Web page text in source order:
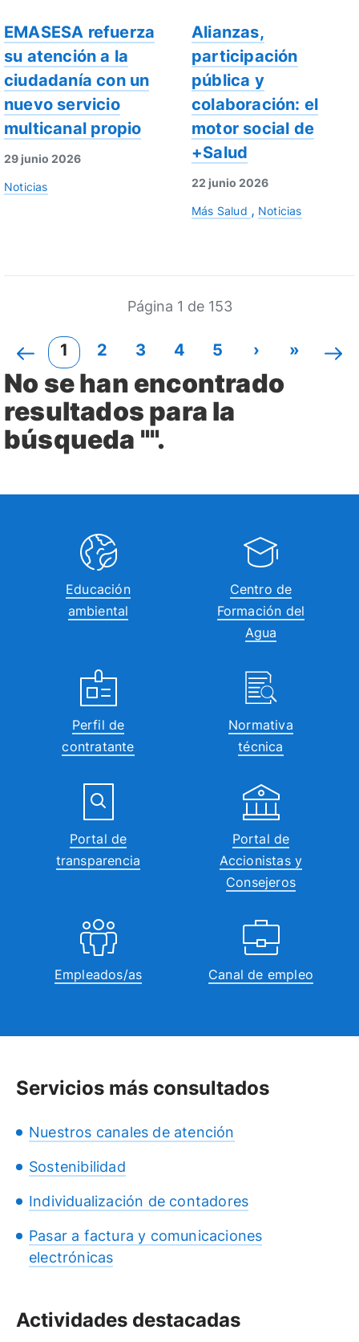
EMASESA refuerza
su atención a la
ciudadanía con un
nuevo servicio
multicanal propio
29 junio 2026
Noticias
Alianzas,
participación
pública y
colaboración: el
motor social de
+Salud
22 junio 2026
Más Salud Noticias
Página 1 de 153
1 2 3 4 5 › »
No se han encontrado
resultados para la
búsqueda "".
Educación
ambiental
Centro de
Formación del
Agua
Perfil de
contratante
Normativa
técnica
Portal de
transparencia
Portal de
Accionistas y
Consejeros
Empleados/as Canal de empleo
Servicios más consultados
Nuestros canales de atención
Sostenibilidad
Individualización de contadores
Pasar a factura y comunicaciones
electrónicas
Actividades destacadas